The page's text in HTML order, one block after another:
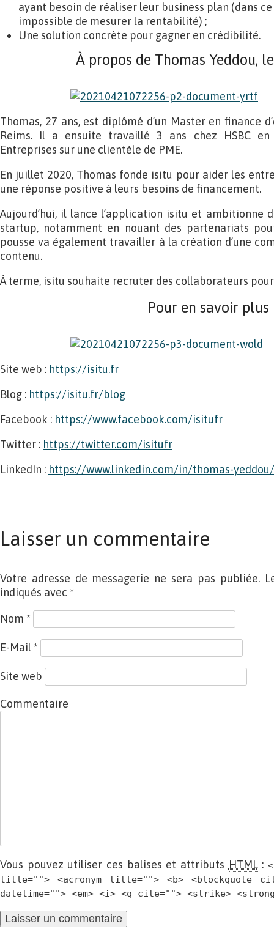
ayant besoin de réaliser leur business plan (dans
impossible de mesurer la rentabilité) ;
Une solution concrète pour gagner en crédibilité.
À propos de Thomas Yeddou,
Thomas, 27 ans, est diplômé d’un Master en finance
Reims. Il a ensuite travaillé 3 ans chez HSBC en
Entreprises sur une clientèle de PME.
En juillet 2020, Thomas fonde isitu pour aider les
une réponse positive à leurs besoins de financement.
Aujourd’hui, il lance l’application isitu et ambitionne
startup, notamment en nouant des partenariats
pousse va également travailler à la création d’une
contenu.
À terme, isitu souhaite recruter des collaborateurs
Pour en savoir plus
Site web : https://isitu.fr
Blog : https://isitu.fr/blog
Facebook : https://www.facebook.com/isitufr
Twitter : https://twitter.com/isitufr
LinkedIn : https://www.linkedin.com/in/thomas-yeddou/
Laisser un commentaire
Votre adresse de messagerie ne sera pas publiée.
indiqués avec *
Nom *
E-Mail *
Site web
Commentaire
Vous pouvez utiliser ces balises et attributs HTML:
title=""> <acronym title=""> <b> <blockquote
datetime=""> <em> <i> <q cite=""> <strike>